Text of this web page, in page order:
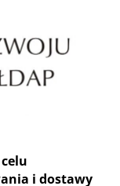
i dostawy